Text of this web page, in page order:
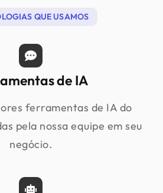
QUE USAMOS
de IA
ferramentas de IA do
pela nossa equipe em seu
negócio.